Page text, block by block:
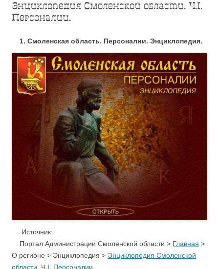
Энциклопедия Смоленской области. Ч.I.
Персоналии.
1. Смоленская область. Персоналии. Энциклопедия.
Источник:
Портал Администрации Смоленской области > Главная >
О регионе > Энциклопедия > Энциклопедия Смоленской
области. Ч.I. Персоналии